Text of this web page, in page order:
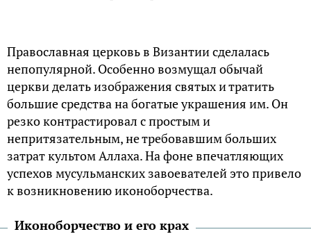
Православная церковь в Византии сделалась
непопулярной. Особенно возмущал обычай
церкви делать изображения святых и тратить
большие средства на богатые украшения им. Он
резко контрастировал с простым и
непритязательным, не требовавшим больших
затрат культом Аллаха. На фоне впечатляющих
успехов мусульманских завоевателей это привело
к возникновению иконоборчества.
Иконоборчество и его крах